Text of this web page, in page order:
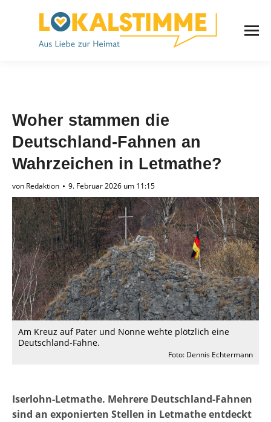
Woher stammen die
Deutschland-Fahnen an
Wahrzeichen in Letmathe?
von Redaktion 9. Februar 2026 um 11:15
Am Kreuz auf Pater und Nonne wehte plötzlich eine
Deutschland-Fahne.
Foto: Dennis Echtermann
Iserlohn-Letmathe. Mehrere Deutschland-Fahnen
sind an exponierten Stellen in Letmathe entdeckt